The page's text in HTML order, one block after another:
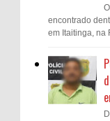
encontrado
em Itaitinga, na